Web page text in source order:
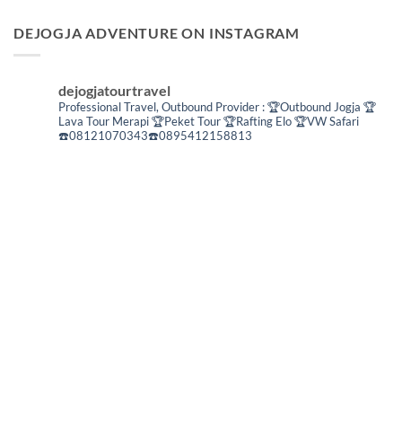
DEJOGJA ADVENTURE ON INSTAGRAM
dejogjatourtravel
Professional Travel, Outbound Provider :🏆Outbound Jogja 🏆
Lava Tour Merapi🏆Peket Tour🏆Rafting Elo🏆VW Safari
☎️08121070343☎️0895412158813